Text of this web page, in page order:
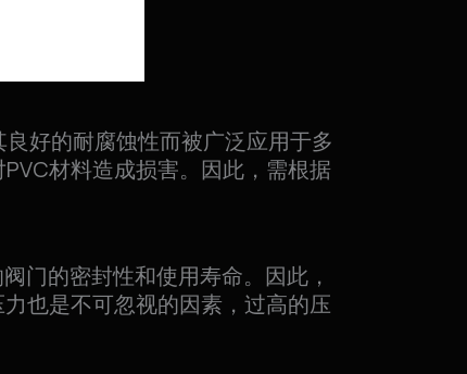
好的耐腐蚀性而被广泛应用于多
材料造成损害。因此，需根据
门的密封性和使用寿命。因此，
也是不可忽视的因素，过高的压